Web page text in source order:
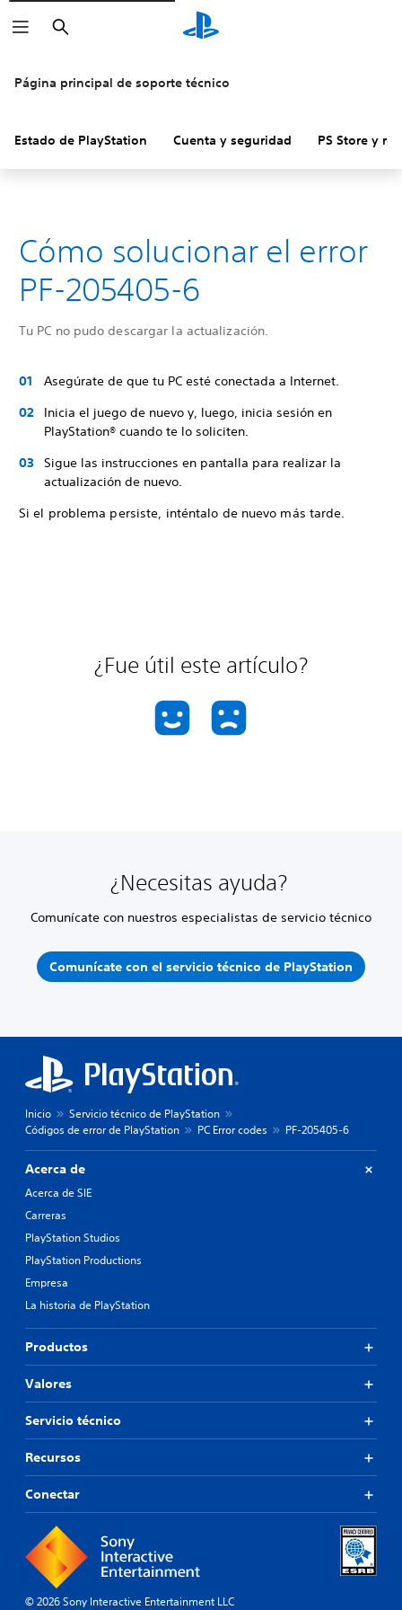
Buscar
Página principal de soporte técnico
Estado de PlayStation Cuenta y seguridad PS Store y
Cómo solucionar el error
PF-205405-6
Tu PC no pudo descargar la actualización.
Asegúrate de que tu PC esté conectada a Internet.
Inicia el juego de nuevo y, luego, inicia sesión en
PlayStation® cuando te lo soliciten.
Sigue las instrucciones en pantalla para realizar la
actualización de nuevo.
Si el problema persiste, inténtalo de nuevo más tarde.
¿Fue útil este artículo?
¿Necesitas ayuda?
Comunícate con nuestros especialistas de servicio técnico
Comunícate con el servicio técnico de PlayStation
Inicio
Servicio técnico de PlayStation
Códigos de error de PlayStation
PC Error codes PF-205405-6
Acerca de
Acerca de SIE
Carreras
PlayStation Studios
PlayStation Productions
Empresa
La historia de PlayStation
Productos
Valores
Servicio técnico
Recursos
Conectar
© 2026 Sony Interactive Entertainment LLC